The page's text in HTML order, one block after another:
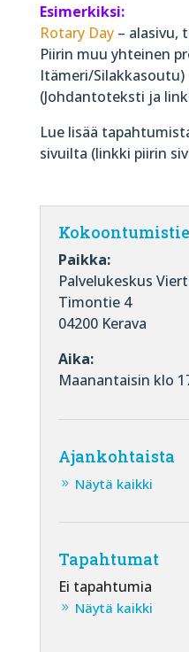
Esimerkiksi:
Rotary Day– alasivu,
Piirin muu yhteinen
Itämeri/Silakkasoutu)
(Johdantoteksti ja
Lue lisää
sivuilta (linkki piirin
Paikka:
Palvelukeskus
Timontie 4
04200 Kerava
Aika:
Maanantaisin klo
Ajankohtaista
Näytä kaikki
Tapahtumat
Ei tapahtumia
Näytä kaikki